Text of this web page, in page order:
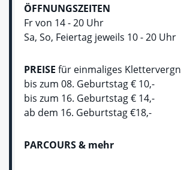
ÖFFNUNGSZEITEN
Fr von 14 - 20 Uhr
Sa, So, Feiertag jeweils 10 - 20 Uhr
PREISE für einmaliges
bis zum 08. Geburtstag € 10,-
bis zum 16. Geburtstag € 14,-
ab dem 16. Geburtstag €18,-
PARCOURS & mehr